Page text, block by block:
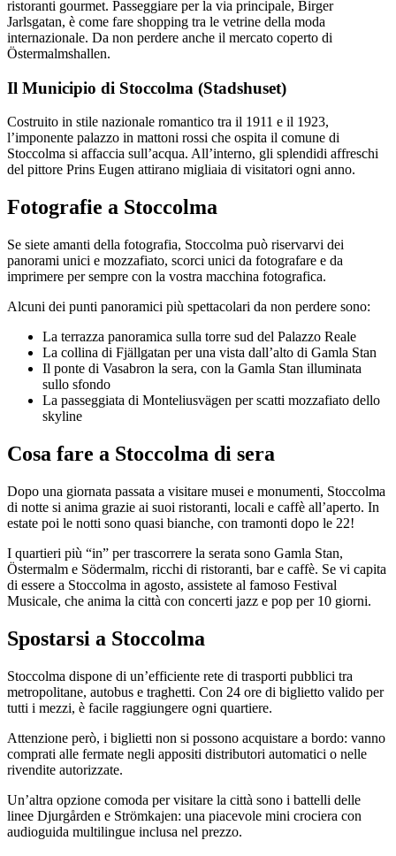
ristoranti gourmet. Passeggiare per la via principale, Birger
Jarlsgatan, è come fare shopping tra le vetrine della moda
internazionale. Da non perdere anche il mercato coperto di
Östermalmshallen.
Il Municipio di Stoccolma (Stadshuset)
Costruito in stile nazionale romantico tra il 1911 e il 1923,
l’imponente palazzo in mattoni rossi che ospita il comune di
Stoccolma si affaccia sull’acqua. All’interno, gli splendidi affreschi
del pittore Prins Eugen attirano migliaia di visitatori ogni anno.
Fotografie a Stoccolma
Se siete amanti della fotografia, Stoccolma può riservarvi dei
panorami unici e mozzafiato, scorci unici da fotografare e da
imprimere per sempre con la vostra macchina fotografica.
Alcuni dei punti panoramici più spettacolari da non perdere sono:
La terrazza panoramica sulla torre sud del Palazzo Reale
La collina di Fjällgatan per una vista dall’alto di Gamla Stan
Il ponte di Vasabron la sera, con la Gamla Stan illuminata
sullo sfondo
La passeggiata di Monteliusvägen per scatti mozzafiato dello
skyline
Cosa fare a Stoccolma di sera
Dopo una giornata passata a visitare musei e monumenti, Stoccolma
di notte si anima grazie ai suoi ristoranti, locali e caffè all’aperto. In
estate poi le notti sono quasi bianche, con tramonti dopo le 22!
I quartieri più “in” per trascorrere la serata sono Gamla Stan,
Östermalm e Södermalm, ricchi di ristoranti, bar e caffè. Se vi capita
di essere a Stoccolma in agosto, assistete al famoso Festival
Musicale, che anima la città con concerti jazz e pop per 10 giorni.
Spostarsi a Stoccolma
Stoccolma dispone di un’efficiente rete di trasporti pubblici tra
metropolitane, autobus e traghetti. Con 24 ore di biglietto valido per
tutti i mezzi, è facile raggiungere ogni quartiere.
Attenzione però, i biglietti non si possono acquistare a bordo: vanno
comprati alle fermate negli appositi distributori automatici o nelle
rivendite autorizzate.
Un’altra opzione comoda per visitare la città sono i battelli delle
linee Djurgården e Strömkajen: una piacevole mini crociera con
audioguida multilingue inclusa nel prezzo.